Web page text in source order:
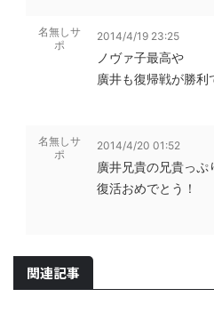
名無しサ
ポ
2014/4/19 23:25
ノヴァ子最高や
廣井も復帰戦が勝
名無しサ
ポ
2014/4/20 01:52
廣井兄貴の兄貴っぷ
復活おめでとう！
関連記事